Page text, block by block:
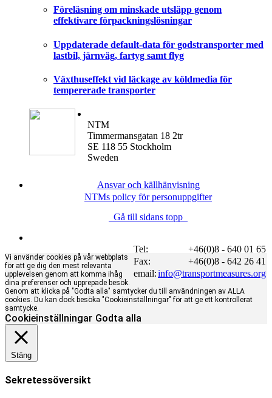
Föreläsning om minskade utsläpp genom
effektivare förpackningslösningar
Uppdaterade default-data för godstransporter med
lastbil, järnväg, fartyg samt flyg
Växthuseffekt vid läckage av köldmedia för
tempererade transporter
NTM
Timmermansgatan 18 2tr
SE 118 55 Stockholm
Sweden
Ansvar och källhänvisning
NTMs policy för personuppgifter
Gå till sidans topp
Tel:
+46(0)8 - 640 01 65
Fax:
+46(0)8 - 642 26 41
email:info@transportmeasures.org
Vi använder cookies på vår webbplats
för att ge dig den mest relevanta
upplevelsen genom att komma ihåg
dina preferenser och upprepade besök.
Genom att klicka på "Godta alla" samtycker du till användningen av ALLA
cookies. Du kan dock besöka "Cookieinställningar" för att ge ett kontrollerat
samtycke.
Cookieinställningar Godta alla
Stäng
Sekretessöversikt